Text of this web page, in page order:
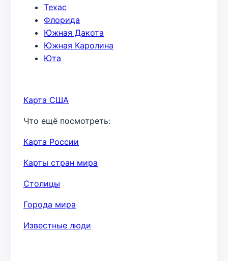
Техас
Флорида
Южная Дакота
Южная Каролина
Юта
Карта США
Что ещё посмотреть:
Карта России
Карты стран мира
Столицы
Города мира
Известные люди